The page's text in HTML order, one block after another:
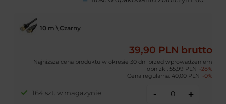
10 m \ Czarny
39,90 PLN brutto
Najniższa cena produktu w okresie 30 dni przed wprowadzeniem
obniżki: 55,99 PLN -28%
Cena regularna: 40,00 PLN -0%
164 szt. w magazynie - +